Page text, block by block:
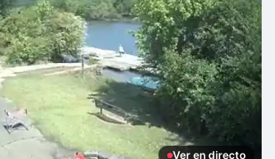
Ver en directo